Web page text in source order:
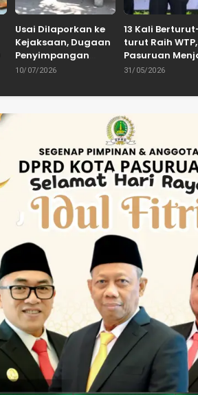
Usai Dilaporkan ke
Kejaksaan, Dugaan
Penyimpangan
Banpol PDIP
Dinyatakan Tuntas
10/07/2026
13 Kali
turut Raih WTP,
Pasuruan
Tradisi
Tengah
31/05/2026